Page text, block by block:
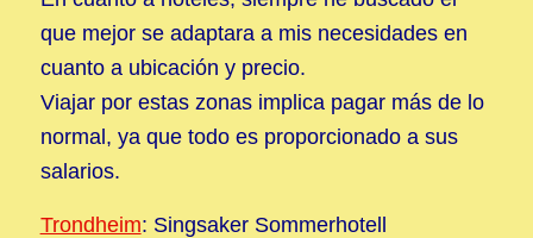
que mejor se adaptara a mis necesidades en
cuanto a ubicación y precio.
Viajar por estas zonas implica pagar más de lo
normal, ya que todo es proporcionado a sus
salarios.
Trondheim: Singsaker Sommerhotell